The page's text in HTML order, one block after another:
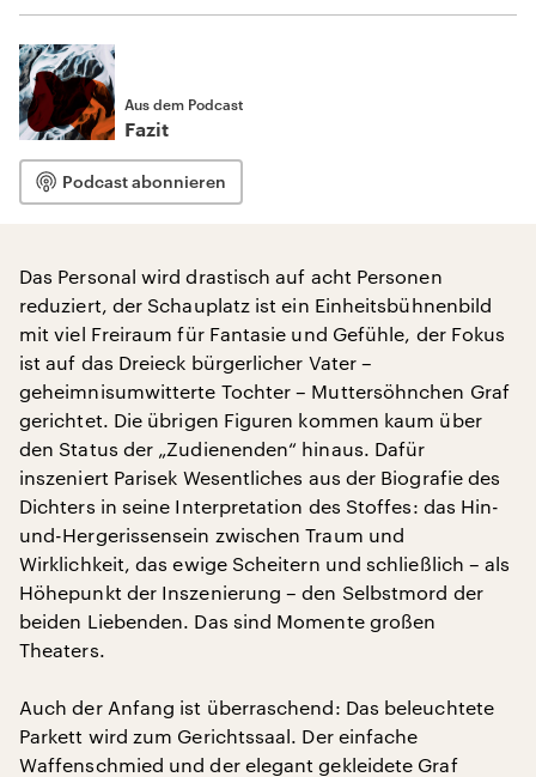
Aus dem Podcast
Fazit
Podcast abonnieren
Das Personal wird drastisch auf acht Personen
reduziert, der Schauplatz ist ein Einheitsbühnenbild
mit viel Freiraum für Fantasie und Gefühle, der Fokus
ist auf das Dreieck bürgerlicher Vater –
geheimnisumwitterte Tochter – Muttersöhnchen Graf
gerichtet. Die übrigen Figuren kommen kaum über
den Status der „Zudienenden“ hinaus. Dafür
inszeniert Parisek Wesentliches aus der Biografie des
Dichters in seine Interpretation des Stoffes: das Hin-
und-Hergerissensein zwischen Traum und
Wirklichkeit, das ewige Scheitern und schließlich – als
Höhepunkt der Inszenierung – den Selbstmord der
beiden Liebenden. Das sind Momente großen
Theaters.
Auch der Anfang ist überraschend: Das beleuchtete
Parkett wird zum Gerichtssaal. Der einfache
Waffenschmied und der elegant gekleidete Graf